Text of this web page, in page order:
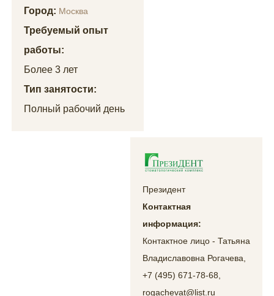
Город: Москва
Требуемый опыт
работы:
Более 3 лет
Тип занятости:
Полный рабочий день
Президент
Контактная
информация:
Контактное лицо - Татьяна
Владиславовна Рогачева,
+7 (495) 671-78-68,
rogachevat@list.ru